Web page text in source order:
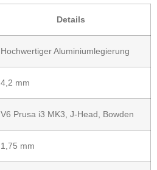
Details
Hochwertiger Aluminiumlegierung
4,2 mm
V6 Prusa i3 MK3, J-Head, Bowden
1,75 mm